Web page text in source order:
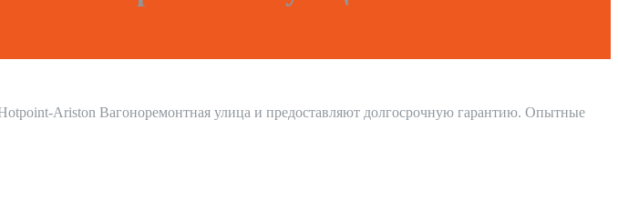
Ariston Вагоноремонтная улица и предоставляют долгосрочную гарантию. Опытные